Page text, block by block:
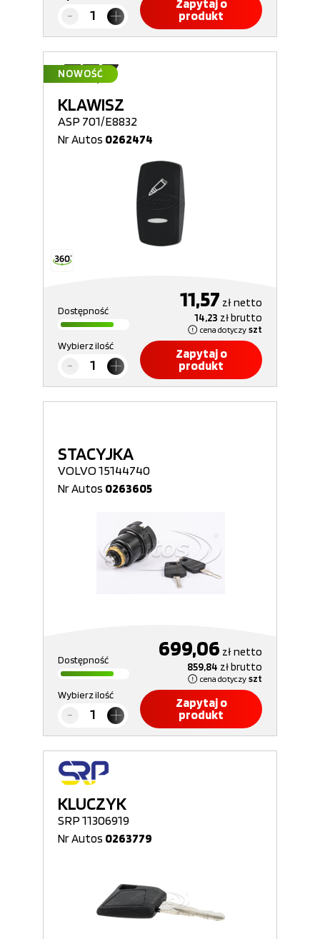
Zapytaj o
produkt
NOWOŚĆ
KLAWISZ
ASP 701/E8832
Nr Autos 0262474
Dostępność 11,57 złnetto
14,23 złbrutto
cena dotyczy szt
Wybierz ilość
Zapytaj o
produkt
STACYJKA
VOLVO 15144740
Nr Autos 0263605
Dostępność 699,06 złnetto
859,84 złbrutto
cena dotyczy szt
Wybierz ilość
Zapytaj o
produkt
KLUCZYK
SRP 11306919
Nr Autos 0263779